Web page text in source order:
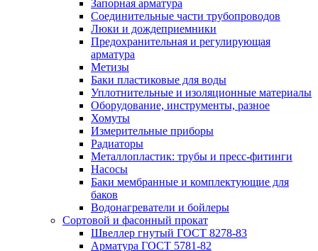
Запорная арматура
Соединительные части трубопроводов
Люки и дождеприемники
Предохранительная и регулирующая
арматура
Метизы
Баки пластиковые для воды
Уплотнительные и изоляционные материалы
Оборудование, инструменты, разное
Хомуты
Измерительные приборы
Радиаторы
Металлопластик: трубы и пресс-фитинги
Насосы
Баки мембранные и комплектующие для
баков
Водонагреватели и бойлеры
Сортовой и фасонный прокат
Швеллер гнутый ГОСТ 8278-83
Арматура ГОСТ 5781-82